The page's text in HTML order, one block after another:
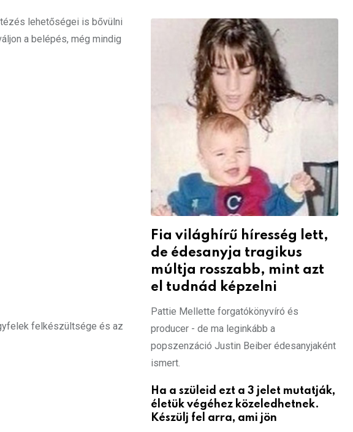
lehetőségei is bővülni
a belépés, még mindig
felkészültsége és az
Fia világhírű híresség lett,
de édesanyja tragikus
múltja rosszabb, mint azt
el tudnád képzelni
Pattie Mellette forgatókönyvíró és
producer - de ma leginkább a
popszenzáció Justin Beiber édesanyjaként
ismert.
Ha a szüleid ezt a 3 jelet mutatják,
életük végéhez közeledhetnek.
Készülj fel arra, ami jön